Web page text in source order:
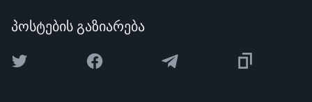
პოსტების გაზიარება